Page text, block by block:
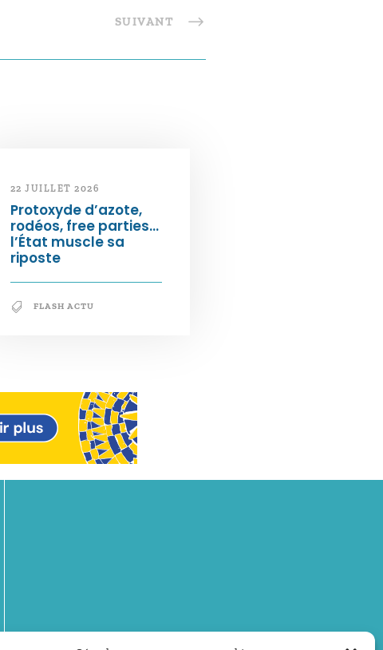
SUIVANT
22 JUILLET 2026
Protoxyde d’azote,
rodéos, free parties…
l’État muscle sa
riposte
FLASH ACTU